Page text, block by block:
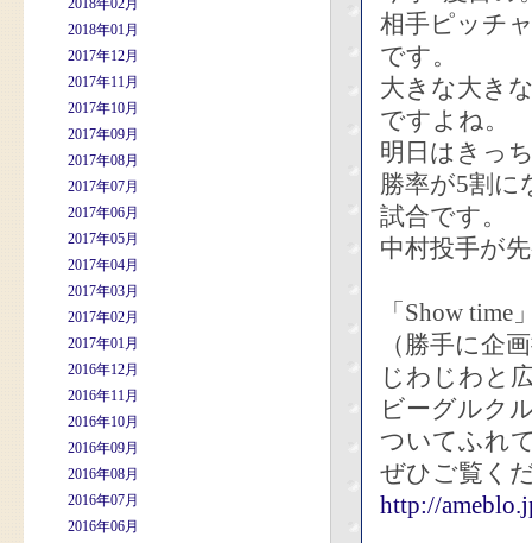
2018年02月
2018年01月
2017年12月
2017年11月
2017年10月
2017年09月
2017年08月
2017年07月
2017年06月
2017年05月
2017年04月
2017年03月
2017年02月
2017年01月
2016年12月
2016年11月
2016年10月
2016年09月
2016年08月
2016年07月
2016年06月
相手ピッチ
です。
大きな大き
ですよね。
明日はきっ
勝率が5割
試合です。
中村投手が
「Show
（勝手に企
じわじわと
ビーグルク
ついてふれ
ぜひご覧く
http://